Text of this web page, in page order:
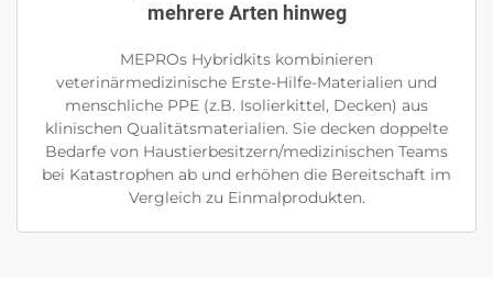
mehrere Arten hinweg
MEPROs Hybridkits kombinieren
veterinärmedizinische Erste-Hilfe-Materialien und
menschliche PPE (z.B. Isolierkittel, Decken) aus
klinischen Qualitätsmaterialien. Sie decken doppelte
Bedarfe von Haustierbesitzern/medizinischen Teams
bei Katastrophen ab und erhöhen die Bereitschaft im
Vergleich zu Einmalprodukten.